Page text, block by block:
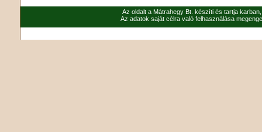
Az oldalt a Mátrahegy Bt. készíti és tartja
Az adatok saját célra való felhasználása